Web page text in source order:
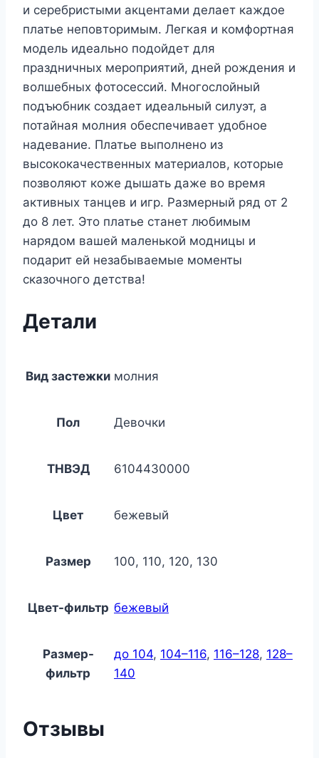
и серебристыми акцентами делает каждое
платье неповторимым. Легкая и комфортная
модель идеально подойдет для
праздничных мероприятий, дней рождения и
волшебных фотосессий. Многослойный
подъюбник создает идеальный силуэт, а
потайная молния обеспечивает удобное
надевание. Платье выполнено из
высококачественных материалов, которые
позволяют коже дышать даже во время
активных танцев и игр. Размерный ряд от 2
до 8 лет. Это платье станет любимым
нарядом вашей маленькой модницы и
подарит ей незабываемые моменты
сказочного детства!
Детали
Вид застежки молния
Пол Девочки
ТНВЭД 6104430000
Цвет бежевый
Размер 100, 110, 120, 130
Цвет-фильтр бежевый
Размер-
фильтр
до 104, 104–116, 116–128, 128–
140
Отзывы